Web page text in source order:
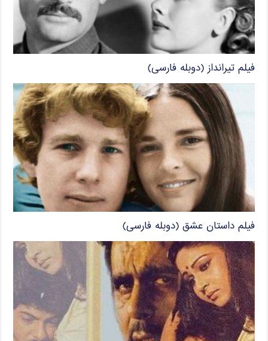
فیلم تیرانداز (دوبله فارسی)
فیلم داستان عشق (دوبله فارسی)